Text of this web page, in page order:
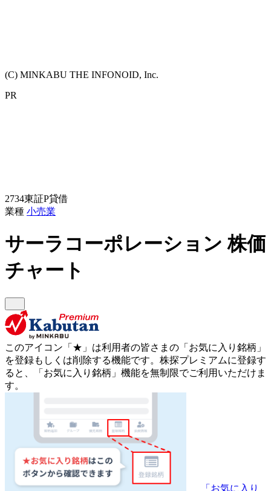
(C) MINKABU THE INFONOID, Inc.
PR
2734東証P貸借
業種 小売業
サーラコーポレーション株価
チャート
このアイコン 「★」 は利用者の皆さまの 「お気に入り銘柄」
を登録もしくは削除する機能です。 株探プレミアムに登録す
ると、「お気に入り銘柄」機能を無制限でご利用いただけま
す。
「お気に入り